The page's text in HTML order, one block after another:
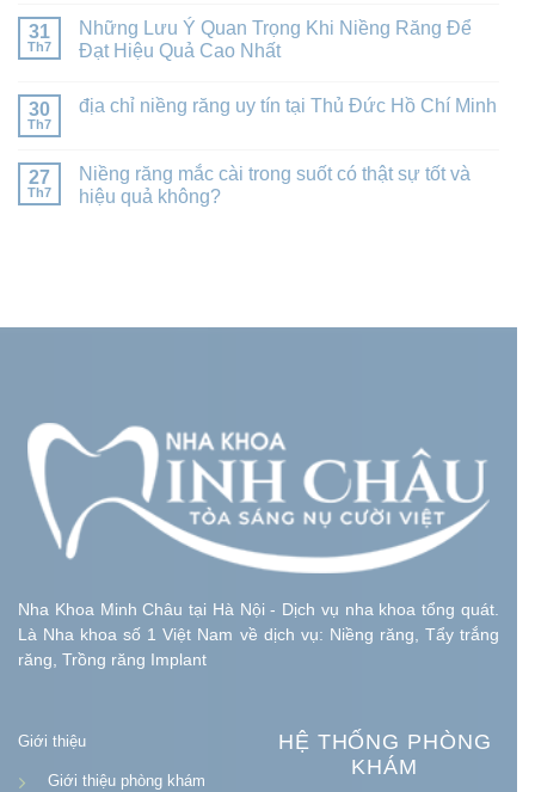
31
Th7
Những Lưu Ý Quan Trọng Khi Niềng Răng Để
Đạt Hiệu Quả Cao Nhất
30
Th7
địa chỉ niềng răng uy tín tại Thủ Đức Hồ Chí Minh
27
Th7
Niềng răng mắc cài trong suốt có thật sự tốt và
hiệu quả không?
Nha Khoa Minh Châu tại Hà Nội - Dịch vụ nha khoa tổng quát.
Là Nha khoa số 1 Việt Nam về dịch vụ: Niềng răng, Tẩy trắng
răng, Trồng răng Implant
Giới thiệu
Giới thiệu phòng khám
HỆ THỐNG PHÒNG
KHÁM